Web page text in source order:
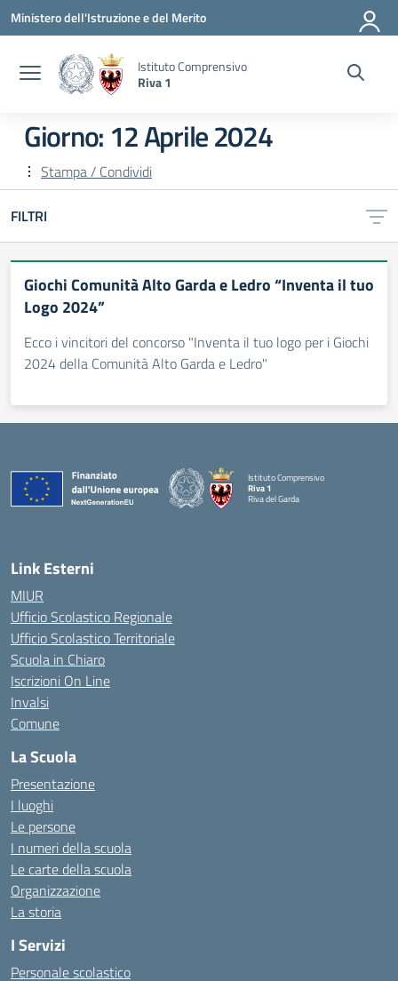
Vai ai contenuti
Vai al menu di navigazione
Vai al footer
Ministero dell'Istruzione e del Merito
Istituto Comprensivo
Riva 1
Giorno: 12 Aprile 2024
Stampa / Condividi
FILTRI
Giochi Comunità Alto Garda e Ledro “Inventa il tuo
Logo 2024”
Ecco i vincitori del concorso "Inventa il tuo logo per i Giochi
2024 della Comunità Alto Garda e Ledro"
Istituto Comprensivo
Riva 1
Riva del Garda
Link Esterni
MIUR
Ufficio Scolastico Regionale
Ufficio Scolastico Territoriale
Scuola in Chiaro
Iscrizioni On Line
Invalsi
Comune
La Scuola
Presentazione
I luoghi
Le persone
I numeri della scuola
Le carte della scuola
Organizzazione
La storia
I Servizi
Personale scolastico